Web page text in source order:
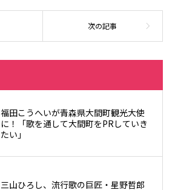
福田こうへいが青森県大間町観光大使
に！「歌を通して大間町をPRしていき
たい」
三山ひろし、流行歌の巨匠・星野哲郎